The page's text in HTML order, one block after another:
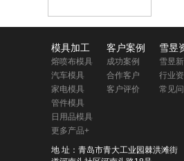
模具加工
熔喷布模具
汽车模具
家电模具
管件模具
日用品模具
更多产品+
客户案例
成功案例
合作客户
客户评价
雪昱
雪昱
行业
常见
地 址：青岛市青大工业园棘洪滩街